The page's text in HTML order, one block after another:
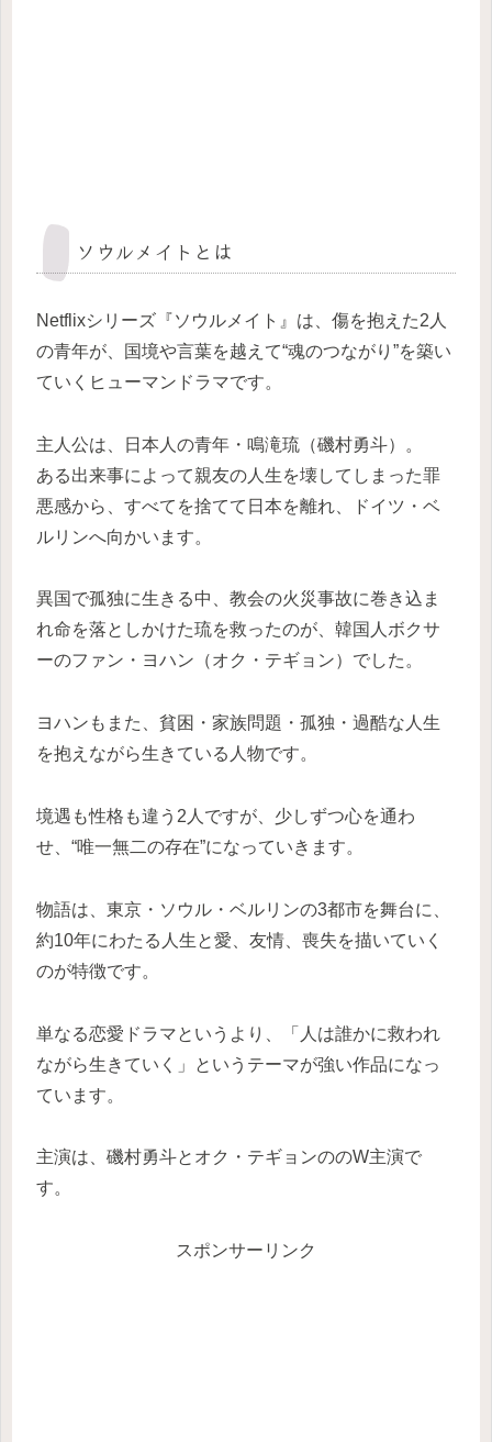
ソウルメイトとは
Netflixシリーズ『ソウルメイト』は、傷を抱えた2人
の青年が、国境や言葉を越えて“魂のつながり”を築い
ていくヒューマンドラマです。
主人公は、日本人の青年・鳴滝琉（磯村勇斗）。
ある出来事によって親友の人生を壊してしまった罪
悪感から、すべてを捨てて日本を離れ、ドイツ・ベ
ルリンへ向かいます。
異国で孤独に生きる中、教会の火災事故に巻き込ま
れ命を落としかけた琉を救ったのが、韓国人ボクサ
ーのファン・ヨハン（オク・テギョン）でした。
ヨハンもまた、貧困・家族問題・孤独・過酷な人生
を抱えながら生きている人物です。
境遇も性格も違う2人ですが、少しずつ心を通わ
せ、“唯一無二の存在”になっていきます。
物語は、東京・ソウル・ベルリンの3都市を舞台に、
約10年にわたる人生と愛、友情、喪失を描いていく
のが特徴です。
単なる恋愛ドラマというより、「人は誰かに救われ
ながら生きていく」というテーマが強い作品になっ
ています。
主演は、磯村勇斗とオク・テギョンののW主演で
す。
スポンサーリンク